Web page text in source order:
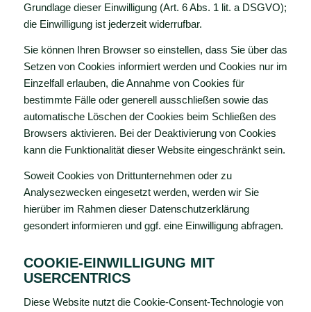
Grundlage dieser Einwilligung (Art. 6 Abs. 1 lit. a DSGVO);
die Einwilligung ist jederzeit widerrufbar.
Sie können Ihren Browser so einstellen, dass Sie über das
Setzen von Cookies informiert werden und Cookies nur im
Einzelfall erlauben, die Annahme von Cookies für
bestimmte Fälle oder generell ausschließen sowie das
automatische Löschen der Cookies beim Schließen des
Browsers aktivieren. Bei der Deaktivierung von Cookies
kann die Funktionalität dieser Website eingeschränkt sein.
Soweit Cookies von Drittunternehmen oder zu
Analysezwecken eingesetzt werden, werden wir Sie
hierüber im Rahmen dieser Datenschutzerklärung
gesondert informieren und ggf. eine Einwilligung abfragen.
COOKIE-EINWILLIGUNG MIT
USERCENTRICS
Diese Website nutzt die Cookie-Consent-Technologie von